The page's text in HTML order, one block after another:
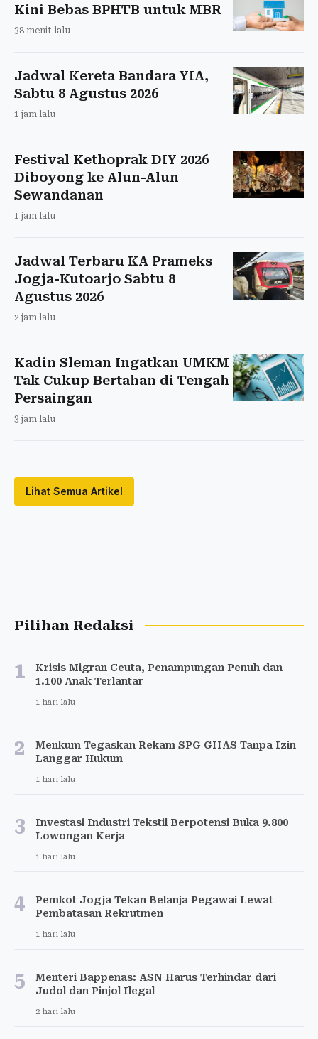
Kini Bebas BPHTB untuk MBR
38 menit lalu
Jadwal Kereta Bandara YIA,
Sabtu 8 Agustus 2026
1 jam lalu
Festival Kethoprak DIY 2026
Diboyong ke Alun-Alun
Sewandanan
1 jam lalu
Jadwal Terbaru KA Prameks
Jogja-Kutoarjo Sabtu 8
Agustus 2026
2 jam lalu
Kadin Sleman Ingatkan UMKM
Tak Cukup Bertahan di Tengah
Persaingan
3 jam lalu
Lihat Semua Artikel
Pilihan Redaksi
1
Krisis Migran Ceuta, Penampungan Penuh dan
1.100 Anak Terlantar
1 hari lalu
2
Menkum Tegaskan Rekam SPG GIIAS Tanpa Izin
Langgar Hukum
1 hari lalu
3
Investasi Industri Tekstil Berpotensi Buka 9.800
Lowongan Kerja
1 hari lalu
4
Pemkot Jogja Tekan Belanja Pegawai Lewat
Pembatasan Rekrutmen
1 hari lalu
5
Menteri Bappenas: ASN Harus Terhindar dari
Judol dan Pinjol Ilegal
2 hari lalu